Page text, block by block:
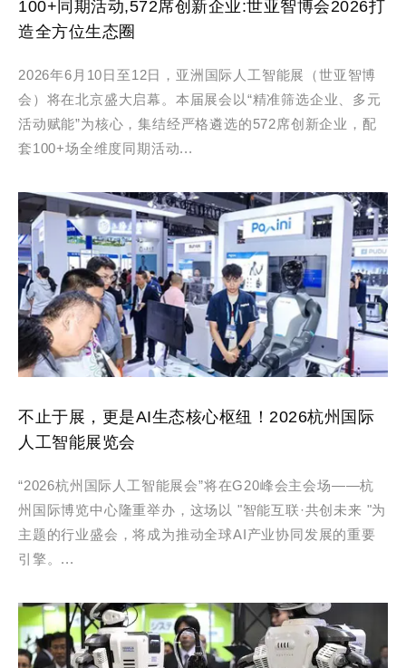
100+同期活动,572席创新企业:世亚智博会2026打
造全方位生态圈
2026年6月10日至12日，亚洲国际人工智能展（世亚智博
会）将在北京盛大启幕。本届展会以“精准筛选企业、多元
活动赋能”为核心，集结经严格遴选的572席创新企业，配
套100+场全维度同期活动...
不止于展，更是AI生态核心枢纽！2026杭州国际
人工智能展览会
“2026杭州国际人工智能展会”将在G20峰会主会场——杭
州国际博览中心隆重举办，这场以 "智能互联·共创未来 "为
主题的行业盛会，将成为推动全球AI产业协同发展的重要
引擎。...